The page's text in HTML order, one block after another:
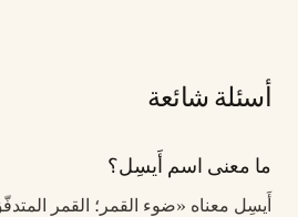
أسئلة شائعة
ما معنى اسم أَيسِل؟
أَيسِل معناه «ضوء القمر؛ القمر